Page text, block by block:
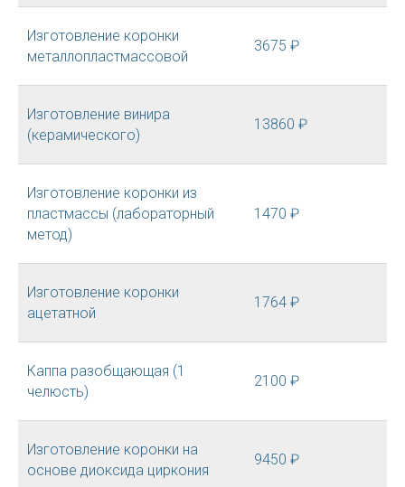
Изготовление коронки
металлопластмассовой
3675 ₽
Изготовление винира
(керамического)
13860 ₽
Изготовление коронки из
пластмассы (лабораторный
метод)
1470 ₽
Изготовление коронки
ацетатной
1764 ₽
Каппа разобщающая (1
челюсть)
2100 ₽
Изготовление коронки на
основе диоксида циркония
9450 ₽